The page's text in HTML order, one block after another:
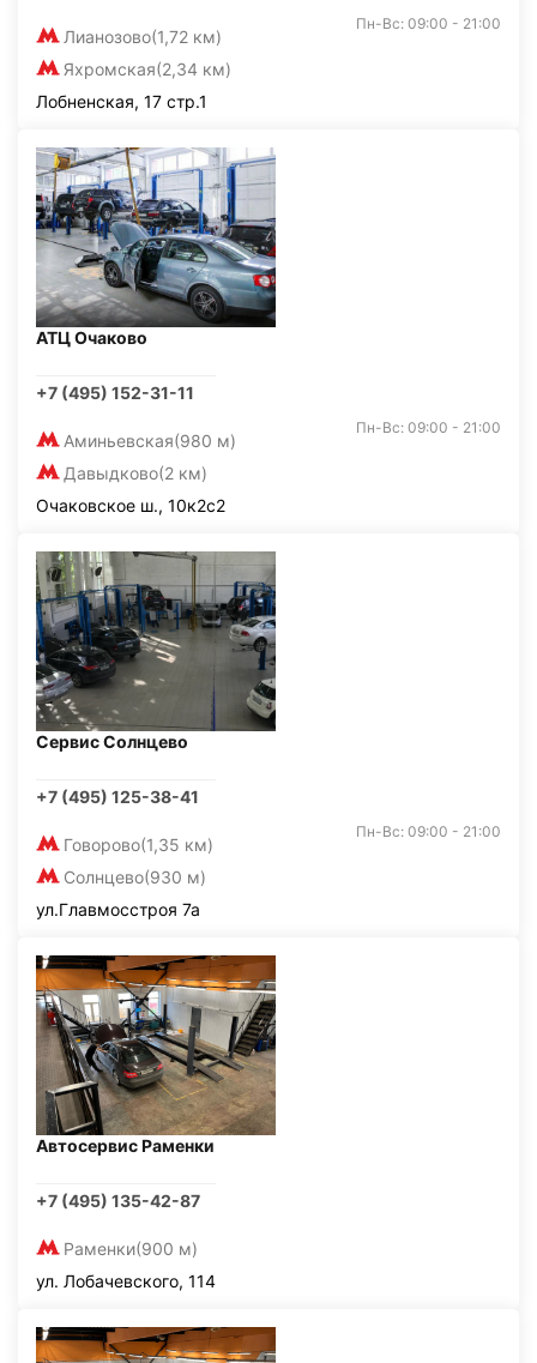
Лианозово(1,72 км)
Яхромская(2,34 км)
Пн-Вс: 09:00 - 21:00
Лобненская, 17 стр.1
АТЦ Очаково
+7 (495) 152-31-11
Аминьевская(980 м)
Давыдково(2 км)
Пн-Вс: 09:00 - 21:00
Очаковское ш., 10к2с2
Сервис Солнцево
+7 (495) 125-38-41
Говорово(1,35 км)
Солнцево(930 м)
Пн-Вс: 09:00 - 21:00
ул.Главмосстроя 7а
Автосервис Раменки
+7 (495) 135-42-87
Раменки(900 м)
ул. Лобачевского, 114